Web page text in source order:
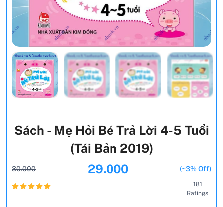
Sách - Mẹ Hỏi Bé Trả Lời 4-5 Tuổi
(Tái Bản 2019)
30.000 29.000 (~3% Off)
181
Ratings